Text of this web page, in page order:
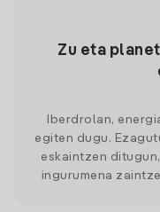
Zu eta
Iberdrolan,
egiten dugu.
eskaintzen
ingurumena